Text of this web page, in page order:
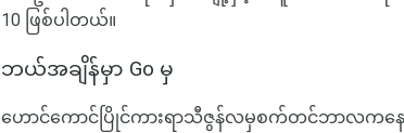
10 ဖြစ်ပါတယ်။
ဘယ်အချိန်မှာ Go မှ
ဟောင်ကောင်ပြိုင်ကားရာသီဇွန်လမှစက်တင်ဘာလကနေ